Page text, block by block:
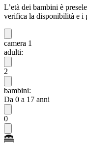
L’età dei bambini è
verifica la disponibilità e i
camera 1
adulti:
2
bambini:
Da 0 a 17 anni
0